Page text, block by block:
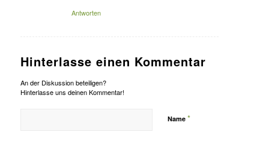
Antworten
Hinterlasse einen Kommentar
An der Diskussion beteiligen?
Hinterlasse uns deinen Kommentar!
Name *